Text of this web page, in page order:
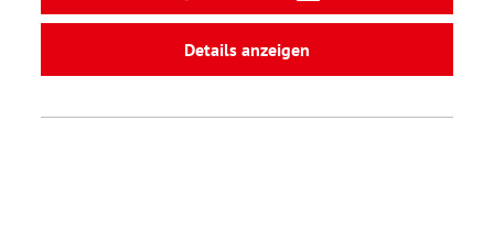
Details anzeigen